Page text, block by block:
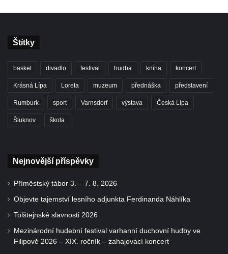
Štítky
basket divadlo festival hudba kniha koncert
Krásná Lípa Loreta muzeum přednáška představení
Rumburk sport Varnsdorf výstava Česká Lípa
Šluknov škola
Nejnovější příspěvky
Příměstský tábor 3. – 7. 8. 2026
Objevte tajemství lesního adjunkta Ferdinanda Náhlíka
Tolštejnské slavnosti 2026
Mezinárodní hudební festival varhanní duchovní hudby ve
Filipově 2026 – XIX. ročník – zahajovací koncert